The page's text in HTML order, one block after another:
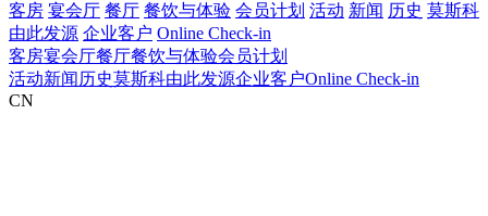
客房 宴会厅 餐厅 餐饮与体验 ‌会员计划 活动 新闻 历史 莫斯科
由此发源 企业客户 Online Check-in
客房宴会厅餐厅餐饮与体验‌会员计划
活动新闻 历史莫斯科由此发源企业客户Online Check-in
CN